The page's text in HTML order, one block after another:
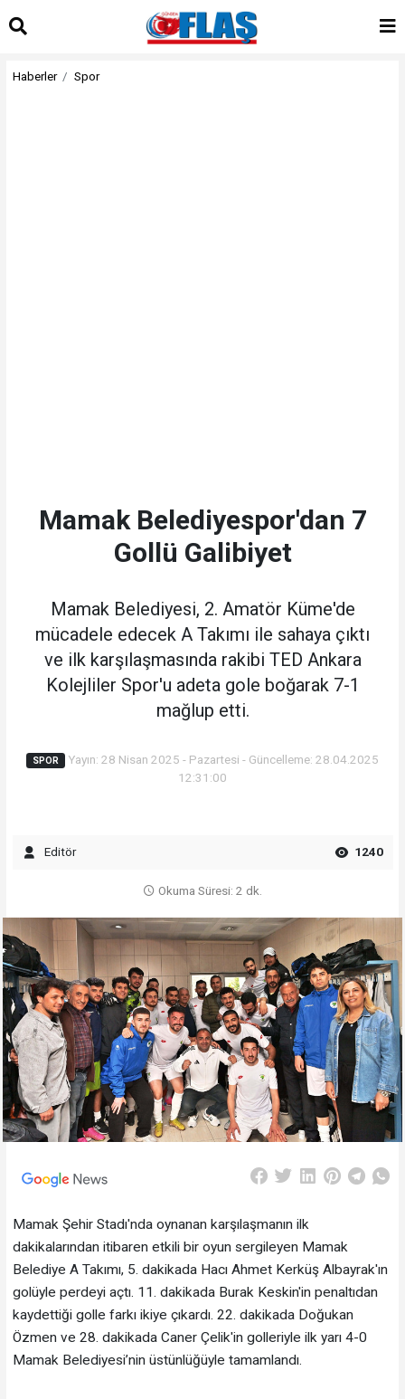
Haberler Spor
Mamak Belediyespor'dan 7
Gollü Galibiyet
Mamak Belediyesi, 2. Amatör Küme'de
mücadele edecek A Takımı ile sahaya çıktı
ve ilk karşılaşmasında rakibi TED Ankara
Kolejliler Spor'u adeta gole boğarak 7-1
mağlup etti.
SPOR
Yayın: 28 Nisan 2025 - Pazartesi - Güncelleme: 28.04.2025
12:31:00
Editör 1240
Okuma Süresi: 2 dk.
Mamak Şehir Stadı'nda oynanan karşılaşmanın ilk
dakikalarından itibaren etkili bir oyun sergileyen Mamak
Belediye A Takımı, 5. dakikada Hacı Ahmet Kerküş Albayrak'ın
golüyle perdeyi açtı. 11. dakikada Burak Keskin'in penaltıdan
kaydettiği golle farkı ikiye çıkardı. 22. dakikada Doğukan
Özmen ve 28. dakikada Caner Çelik'in golleriyle ilk yarı 4-0
Mamak Belediyesi’nin üstünlüğüyle tamamlandı.